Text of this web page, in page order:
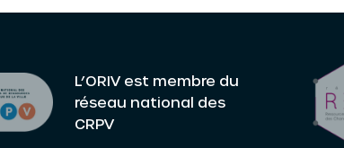
L’ORIV est membre du
réseau national des
CRPV